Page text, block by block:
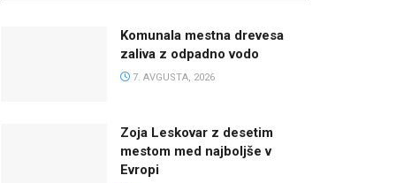
Komunala mestna drevesa
zaliva z odpadno vodo
7. AVGUSTA, 2026
Zoja Leskovar z desetim
mestom med najboljše v
Evropi